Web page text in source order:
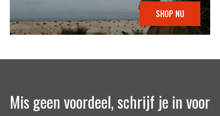
SHOP NU
Mis geen voordeel, schrijf je in voor